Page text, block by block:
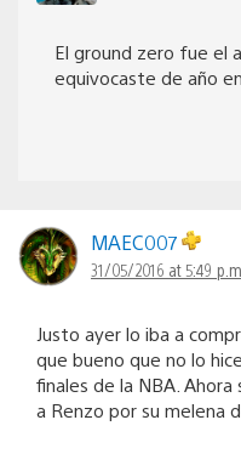
El ground zero fue el
equivocaste de año
MAEC007
31/05/2016 at 5:49 p.m.
Justo ayer lo iba a
que bueno que no lo
finales de la NBA.
a Renzo por su melena